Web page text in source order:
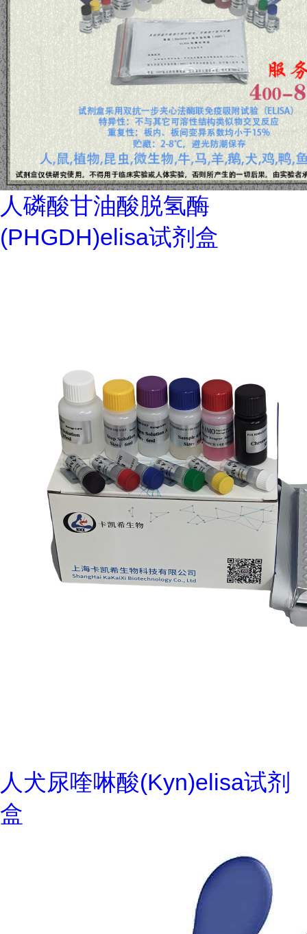
人磷酸甘油酸脱氢酶
(PHGDH)elisa试剂盒
人犬尿喹啉酸(Kyn)elisa试剂
盒